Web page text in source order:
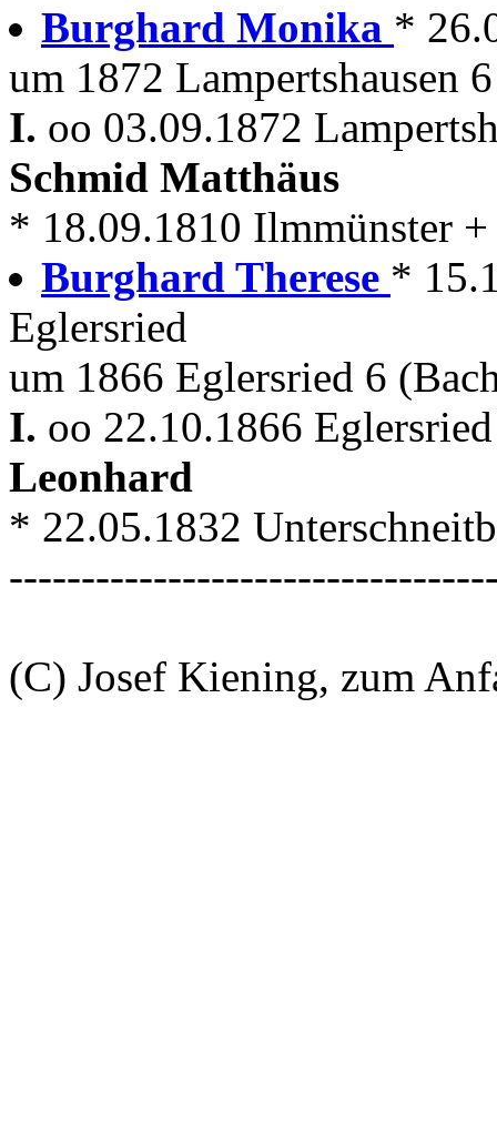
Burghard Monika *
um 1872 Lampertshausen
I. oo 03.09.1872
Schmid Matthäus
* 18.09.1810 Ilmmünster
Burghard Therese *
Eglersried
um 1866 Eglersried 6
I. oo 22.10.1866
Leonhard
* 22.05.1832
(C) Josef Kiening, zum